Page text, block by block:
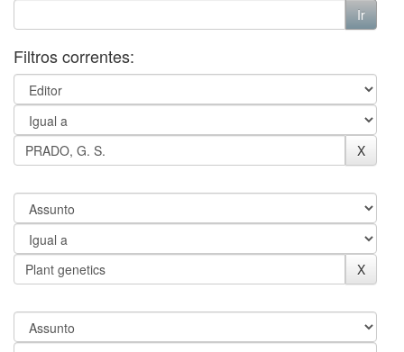
Filtros correntes: